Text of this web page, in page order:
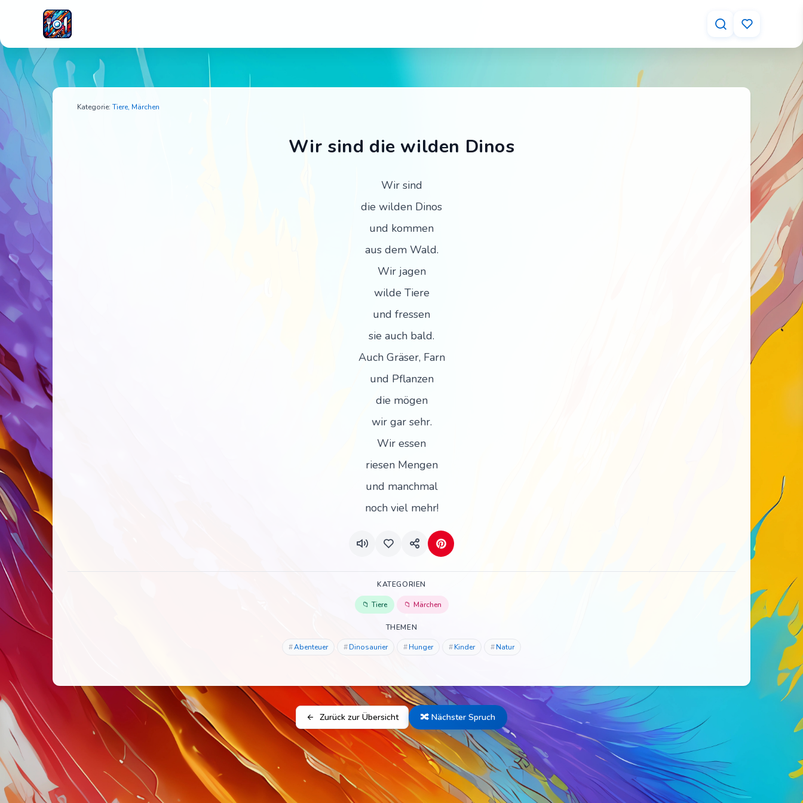
Wir sind die wilden Dinos – Tischspruch für Kinder
Kategorie: Tiere, Märchen
Wir sind die wilden Dinos
Wir sind
die wilden Dinos
und kommen
aus dem Wald.
Wir jagen
wilde Tiere
und fressen
sie auch bald.
Auch Gräser, Farn
und Pflanzen
die mögen
wir gar sehr.
Wir essen
riesen Mengen
und manchmal
noch viel mehr!
KATEGORIEN
Tiere Märchen
THEMEN
Abenteuer Dinosaurier Hunger Kinder Natur
Zurück zur Übersicht 🔀 Nächster Spruch